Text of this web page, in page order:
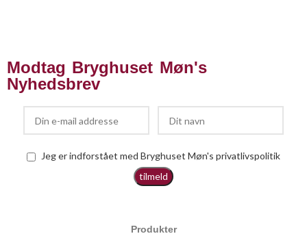
Modtag Bryghuset Møn's
Nyhedsbrev
Jeg er indforstået med Bryghuset Møn's privatlivspolitik
Produkter